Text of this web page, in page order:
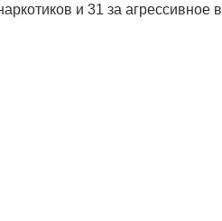
и 31 за агрессивное